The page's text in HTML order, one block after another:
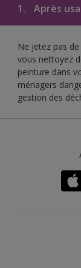
1. Après
Ne jetez pas
vous nettoyez
peinture dans
ménagers
gestion des